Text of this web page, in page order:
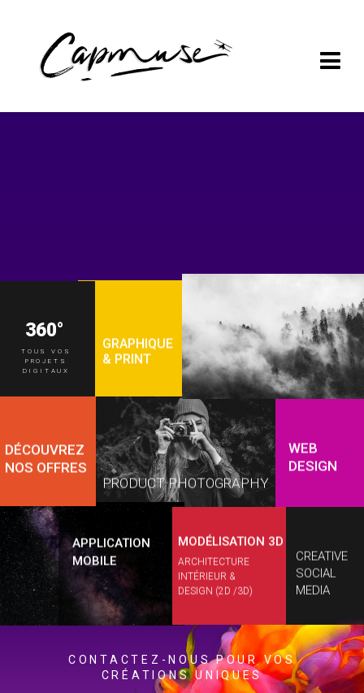
DÉCOUVREZ
NOS OFFRES
WEB
DESIGN
ARCHITECTURE
INTÉRIEUR &
DESIGN (2D /3D)
GRAPHIQUE
& PRINT
PRODUCT PHOTOGRAPHY
CREATIVE
SOCIAL
MEDIA
360°
CONTACTEZ-NOUS POUR VOS
CRÉATIONS UNIQUES
APPLICATION
MOBILE
MODÉLISATION 3D
TOUS VOS
PROJETS
DIGITAUX